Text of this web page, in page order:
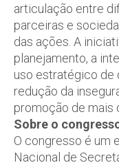
articulação entre
parceiras e
das ações. A
planejamento, a
uso estratégico de
redução da
promoção de mais
Sobre o
O congresso é um
Nacional de